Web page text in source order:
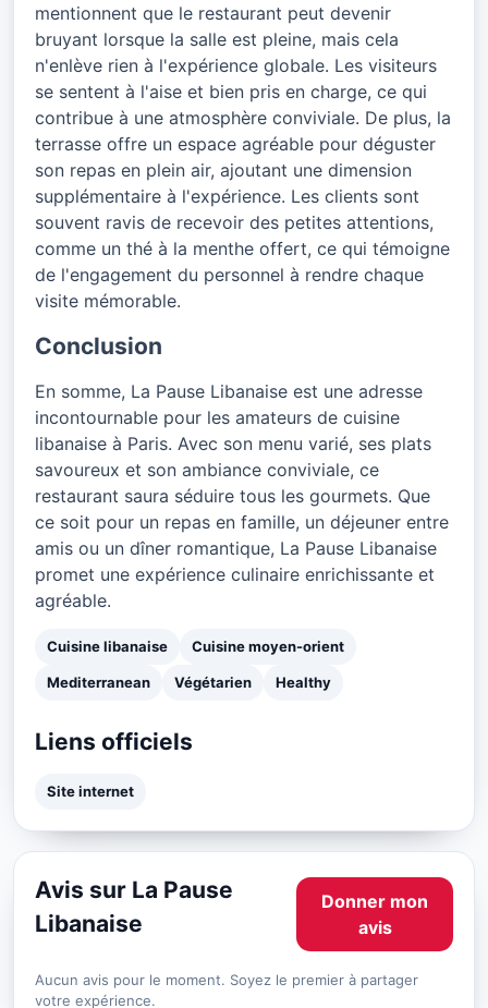
mentionnent que le restaurant peut devenir
bruyant lorsque la salle est pleine, mais cela
n'enlève rien à l'expérience globale. Les visiteurs
se sentent à l'aise et bien pris en charge, ce qui
contribue à une atmosphère conviviale. De plus, la
terrasse offre un espace agréable pour déguster
son repas en plein air, ajoutant une dimension
supplémentaire à l'expérience. Les clients sont
souvent ravis de recevoir des petites attentions,
comme un thé à la menthe offert, ce qui témoigne
de l'engagement du personnel à rendre chaque
visite mémorable.
Conclusion
En somme, La Pause Libanaise est une adresse
incontournable pour les amateurs de cuisine
libanaise à Paris. Avec son menu varié, ses plats
savoureux et son ambiance conviviale, ce
restaurant saura séduire tous les gourmets. Que
ce soit pour un repas en famille, un déjeuner entre
amis ou un dîner romantique, La Pause Libanaise
promet une expérience culinaire enrichissante et
agréable.
Cuisine libanaise Cuisine moyen-orient
Mediterranean Végétarien Healthy
Liens officiels
Site internet
Avis sur La Pause
Libanaise
Donner mon
avis
Aucun avis pour le moment. Soyez le premier à partager
votre expérience.